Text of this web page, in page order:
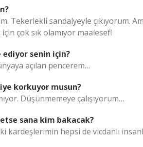
Tekerlekli sandalyeyle çıkıyorum.
çok sık olamıyor maalesef!
senin için?
açılan pencerem…
korkuyor musun?
Düşünmemeye çalışıyorum…
sana kim bakacak?
kardeşlerimin hepsi de vicdanlı